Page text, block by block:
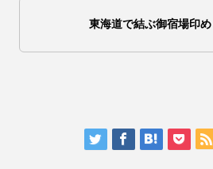
東海道で結ぶ御宿場印め